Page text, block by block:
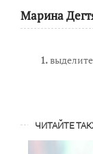
Марина
1.
ЧИТАЙТЕ